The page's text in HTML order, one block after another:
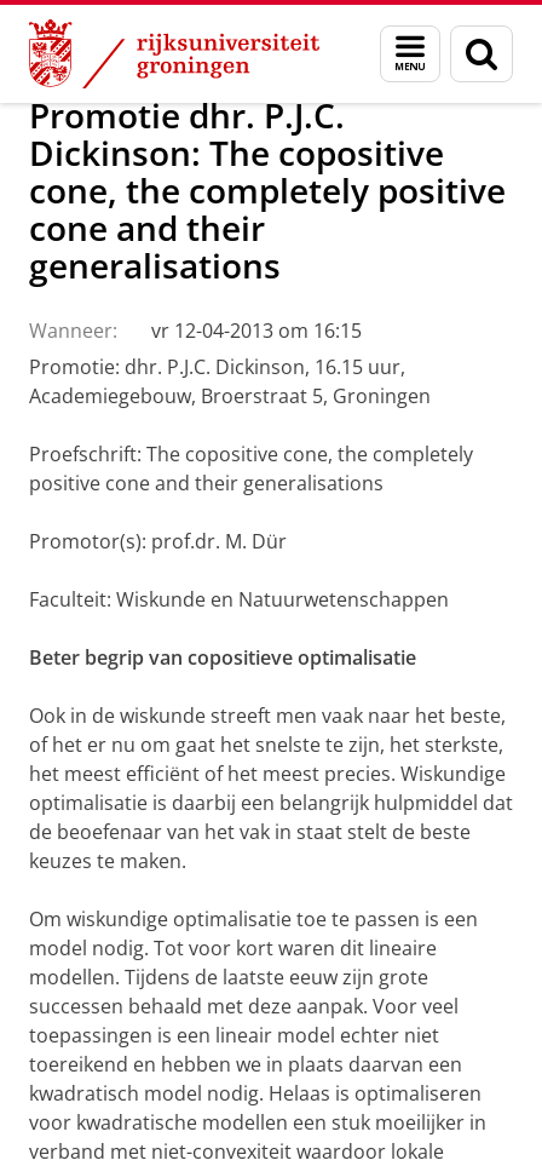
Skip
Content
Skip
Navigation
Menu
en
zoeken
Over ons Actueel Nieuws
Promotie dhr. P.J.C.
Dickinson: The copositive
cone, the completely positive
cone and their
generalisations
Wanneer:
vr 12-04-2013 om 16:15
Promotie: dhr. P.J.C. Dickinson, 16.15 uur,
Academiegebouw, Broerstraat 5, Groningen
Proefschrift: The copositive cone, the completely
positive cone and their generalisations
Promotor(s): prof.dr. M. Dür
Faculteit: Wiskunde en Natuurwetenschappen
Beter begrip van copositieve optimalisatie
Ook in de wiskunde streeft men vaak naar het beste,
of het er nu om gaat het snelste te zijn, het sterkste,
het meest efficiënt of het meest precies. Wiskundige
optimalisatie is daarbij een belangrijk hulpmiddel dat
de beoefenaar van het vak in staat stelt de beste
keuzes te maken.
Om wiskundige optimalisatie toe te passen is een
model nodig. Tot voor kort waren dit lineaire
modellen. Tijdens de laatste eeuw zijn grote
successen behaald met deze aanpak. Voor veel
toepassingen is een lineair model echter niet
toereikend en hebben we in plaats daarvan een
kwadratisch model nodig. Helaas is optimaliseren
voor kwadratische modellen een stuk moeilijker in
verband met niet-convexiteit waardoor lokale